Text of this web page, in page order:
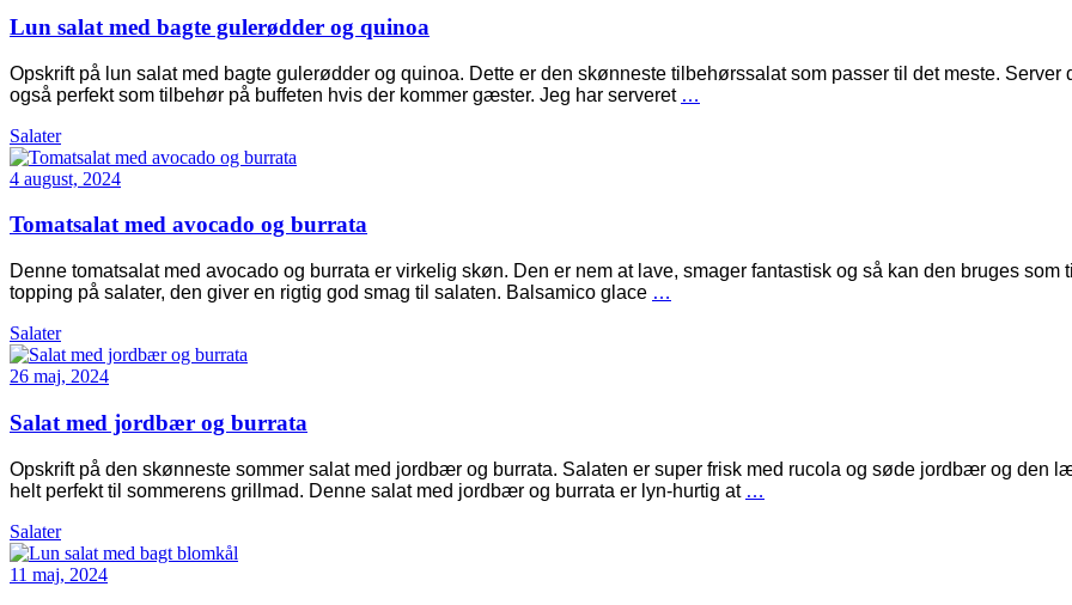
Lun salat med bagte gulerødder og quinoa
Opskrift på lun salat med bagte gulerødder og quinoa. Dette er den skønneste tilbehørssalat som passer til det meste.
også perfekt som tilbehør på buffeten hvis der kommer gæster. Jeg har serveret …
Salater
4 august, 2024
Tomatsalat med avocado og burrata
Denne tomatsalat med avocado og burrata er virkelig skøn. Den er nem at lave, smager fantastisk og så kan den bruges
topping på salater, den giver en rigtig god smag til salaten. Balsamico glace …
Salater
26 maj, 2024
Salat med jordbær og burrata
Opskrift på den skønneste sommer salat med jordbær og burrata. Salaten er super frisk med rucola og søde jordbær og den
helt perfekt til sommerens grillmad. Denne salat med jordbær og burrata er lyn-hurtig at …
Salater
11 maj, 2024